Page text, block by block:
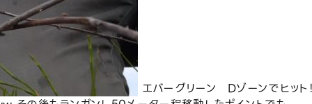
エバーグリーン Dゾーンでヒット